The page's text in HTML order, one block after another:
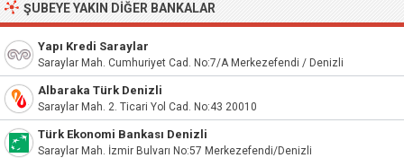
ŞUBEYE YAKIN DIĞER BANKALAR
Yapı Kredi Saraylar
Saraylar Mah. Cumhuriyet Cad. No:7/A Merkezefendi / Denizli
Albaraka Türk Denizli
Saraylar Mah. 2. Ticari Yol Cad. No:43 20010
Türk Ekonomi Bankası Denizli
Saraylar Mah. İzmir Bulvarı No:57 Merkezefendi/Denizli